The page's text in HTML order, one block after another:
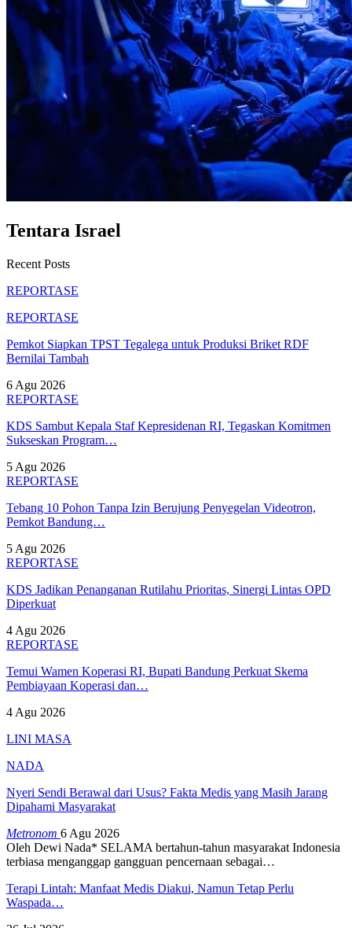
Tentara Israel
Recent Posts
REPORTASE
REPORTASE
Pemkot Siapkan TPST Tegalega untuk Produksi Briket RDF
Bernilai Tambah
6 Agu 2026
REPORTASE
KDS Sambut Kepala Staf Kepresidenan RI, Tegaskan Komitmen
Sukseskan Program…
5 Agu 2026
REPORTASE
Tebang 10 Pohon Tanpa Izin Berujung Penyegelan Videotron,
Pemkot Bandung…
5 Agu 2026
REPORTASE
KDS Jadikan Penanganan Rutilahu Prioritas, Sinergi Lintas OPD
Diperkuat
4 Agu 2026
REPORTASE
Temui Wamen Koperasi RI, Bupati Bandung Perkuat Skema
Pembiayaan Koperasi dan…
4 Agu 2026
LINI MASA
NADA
Nyeri Sendi Berawal dari Usus? Fakta Medis yang Masih Jarang
Dipahami Masyarakat
Metronom 6 Agu 2026
Oleh Dewi Nada* SELAMA bertahun-tahun masyarakat Indonesia
terbiasa menganggap gangguan pencernaan sebagai…
Terapi Lintah: Manfaat Medis Diakui, Namun Tetap Perlu
Waspada…